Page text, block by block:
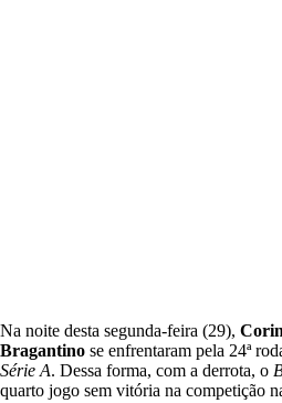
Na noite desta segunda-feira (29),
Bragantino se enfrentaram pela 24ª
Série A. Dessa forma, com a derrota, o
quarto jogo sem vitória na competição